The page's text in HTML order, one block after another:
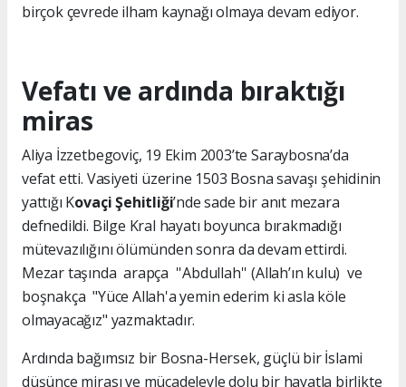
birçok çevrede ilham kaynağı olmaya devam ediyor.
Vefatı ve ardında bıraktığı
miras
Aliya İzzetbegoviç, 19 Ekim 2003’te Saraybosna’da
vefat etti. Vasiyeti üzerine 1503 Bosna savaşı şehidinin
yattığı Kovaçi Şehitliği’nde sade bir anıt mezara
defnedildi. Bilge Kral hayatı boyunca bırakmadığı
mütevazılığını ölümünden sonra da devam ettirdi.
Mezar taşında arapça ''Abdullah'' (Allah’ın kulu) ve
boşnakça "Yüce Allah'a yemin ederim ki asla köle
olmayacağız" yazmaktadır.
Ardında bağımsız bir Bosna-Hersek, güçlü bir İslami
düşünce mirası ve mücadeleyle dolu bir hayatla birlikte